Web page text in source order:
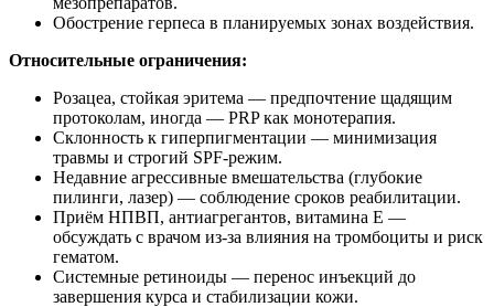
Обострение герпеса в планируемых зонах воздействия.
Относительные ограничения:
Розацеа, стойкая эритема — предпочтение щадящим
протоколам, иногда — PRP как монотерапия.
Склонность к гиперпигментации — минимизация
травмы и строгий SPF‑режим.
Недавние агрессивные вмешательства (глубокие
пилинги, лазер) — соблюдение сроков реабилитации.
Приём НПВП, антиагрегантов, витамина Е —
обсуждать с врачом из‑за влияния на тромбоциты и риск
гематом.
Системные ретиноиды — перенос инъекций до
завершения курса и стабилизации кожи.